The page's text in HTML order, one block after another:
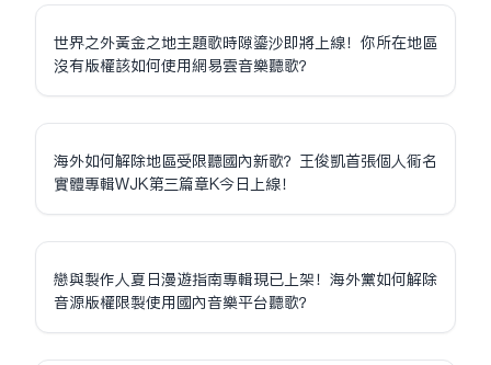
世界之外黃金之地主題歌時隙鎏沙即將上線！你所在地區
沒有版權該如何使用網易雲音樂聽歌？
海外如何解除地區受限聽國內新歌？王俊凱首張個人同名
實體專輯WJK第三篇章K今日上線！
戀與製作人夏日漫遊指南專輯現已上架！海外黨如何解除
音源版權限制使用國內音樂平台聽歌？